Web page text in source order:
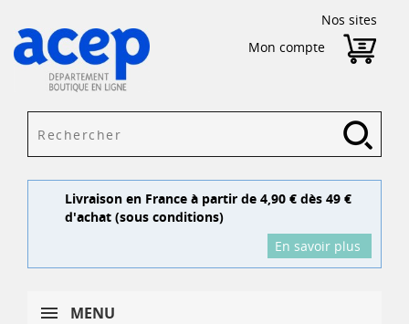
Mon compte
Nos sites
Livraison en France à partir de 4,90 € dès 49 €
d'achat (sous conditions)
En savoir plus
MENU